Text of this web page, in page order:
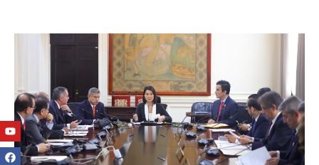
Youtube
Facebook
Twitter
Linkedin
Instagram